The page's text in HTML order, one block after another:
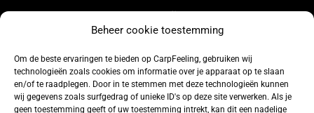
Beheer cookie toestemming
Om de beste ervaringen te bieden op CarpFeeling, gebruiken wij
technologieën zoals cookies om informatie over je apparaat op te slaan
en/of te raadplegen. Door in te stemmen met deze technologieën kunnen
wij gegevens zoals surfgedrag of unieke ID's op deze site verwerken. Als je
geen toestemming geeft of uw toestemming intrekt, kan dit een nadelige
CarpFeeling
Volg ons ook op